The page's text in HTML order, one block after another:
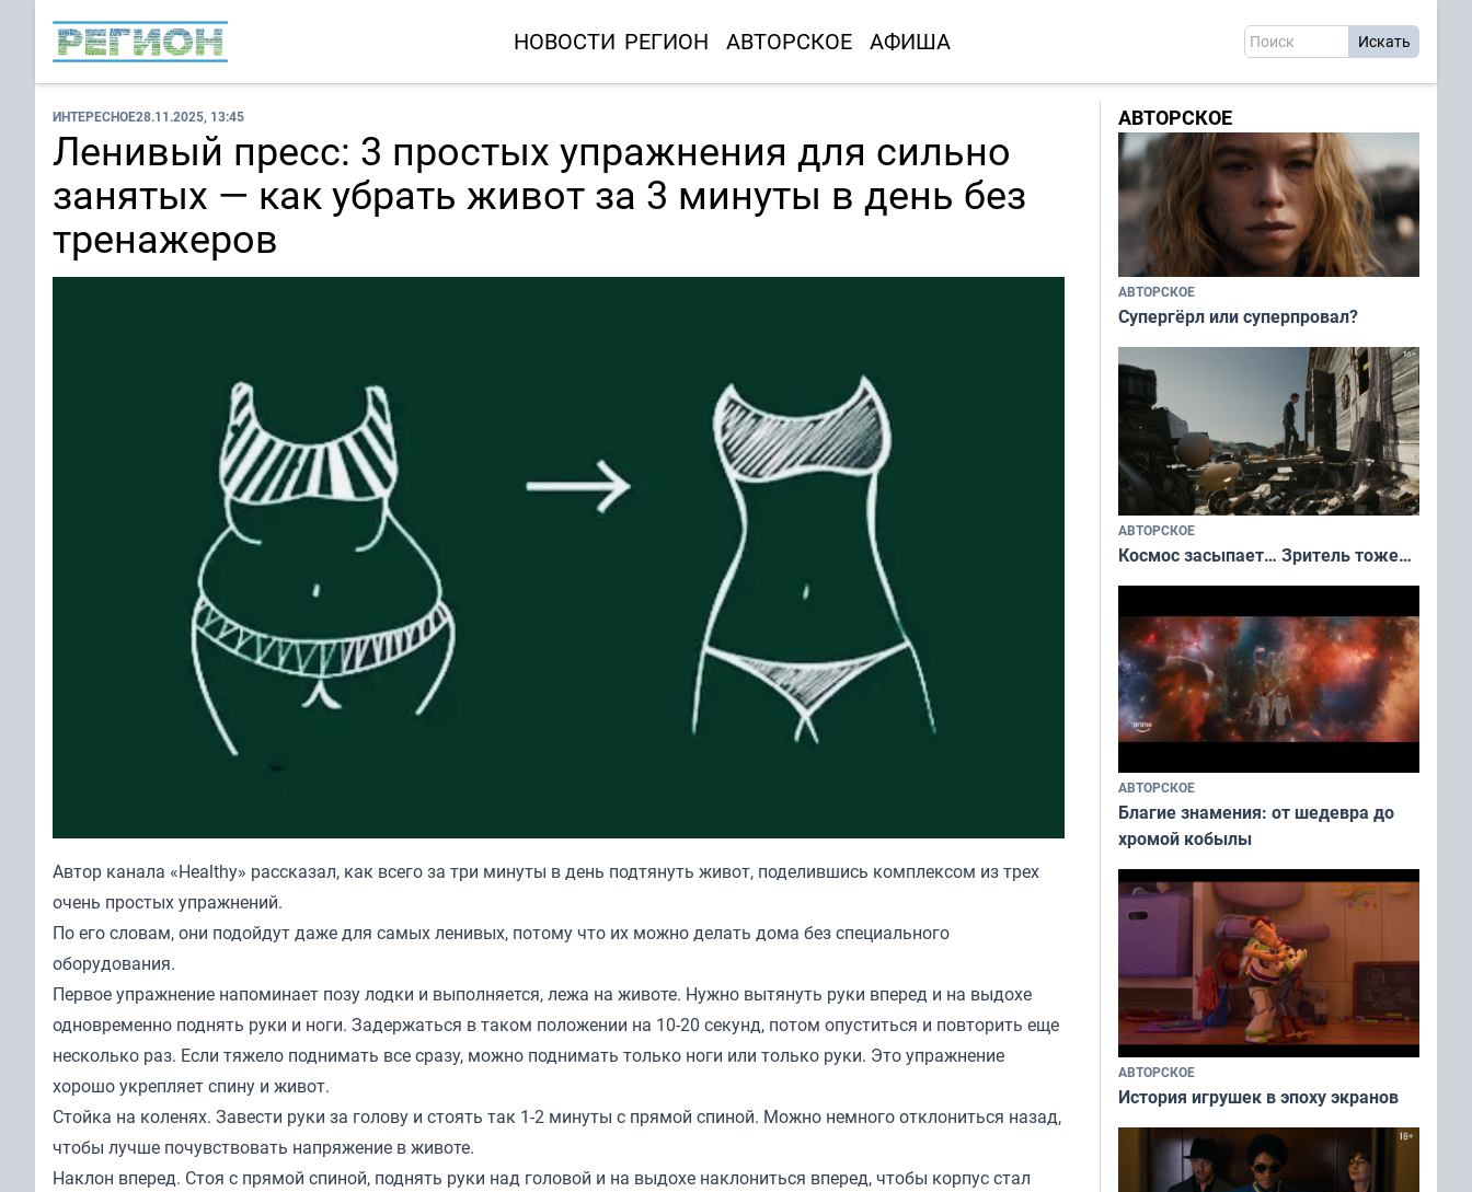
НОВОСТИ РЕГИОН АВТОРСКОЕ АФИША
ИНТЕРЕСНОЕ28.11.2025, 13:45
Ленивый пресс: 3 простых упражнения для сильно
занятых — как убрать живот за 3 минуты в день без
тренажеров
Автор канала «Healthy» рассказал, как всего за три минуты в день подтянуть живот, поделившись комплексом из трех
очень простых упражнений.
По его словам, они подойдут даже для самых ленивых, потому что их можно делать дома без специального
оборудования.
Первое упражнение напоминает позу лодки и выполняется, лежа на животе. Нужно вытянуть руки вперед и на выдохе
одновременно поднять руки и ноги. Задержаться в таком положении на 10-20 секунд, потом опуститься и повторить еще
несколько раз. Если тяжело поднимать все сразу, можно поднимать только ноги или только руки. Это упражнение
хорошо укрепляет спину и живот.
Стойка на коленях. Завести руки за голову и стоять так 1-2 минуты с прямой спиной. Можно немного отклониться назад,
чтобы лучше почувствовать напряжение в животе.
Наклон вперед. Стоя с прямой спиной, поднять руки над головой и на выдохе наклониться вперед, чтобы корпус стал
АВТОРСКОЕ
АВТОРСКОЕ
Супергёрл или суперпровал?
АВТОРСКОЕ
Космос засыпает… Зритель тоже…
АВТОРСКОЕ
Благие знамения: от шедевра до
хромой кобылы
АВТОРСКОЕ
История игрушек в эпоху экранов